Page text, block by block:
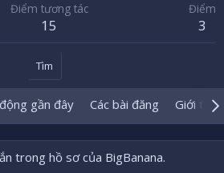
Điểm tương tác
15
Điểm
3
Tìm
gần đây Các bài đăng Giới
trong hồ sơ của BigBanana.